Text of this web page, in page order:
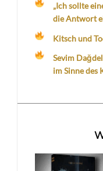
„Ich sollte
die Antwort
Kitsch und
Sevim
im Sinne des